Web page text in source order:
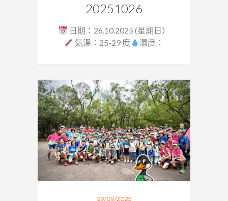
20251026
日期：26.10.2025 (星期日）
氣溫：25-29 度
濕度：
29/09/2025